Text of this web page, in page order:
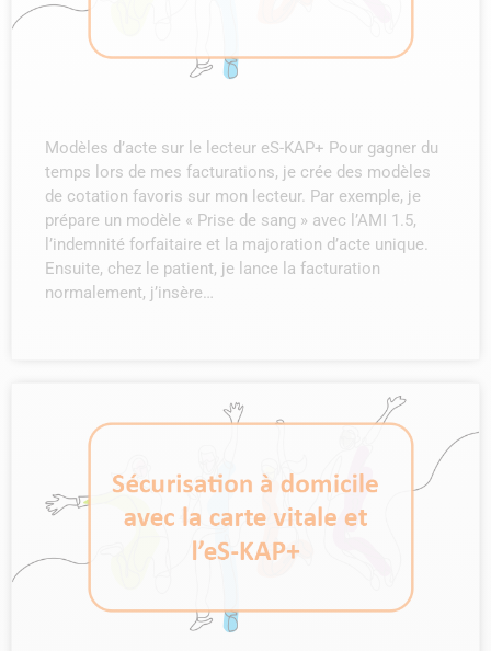
Modèles d’acte sur le lecteur eS-KAP+ Pour gagner du
temps lors de mes facturations, je crée des modèles
de cotation favoris sur mon lecteur. Par exemple, je
prépare un modèle « Prise de sang » avec l’AMI 1.5,
l’indemnité forfaitaire et la majoration d’acte unique.
Ensuite, chez le patient, je lance la facturation
normalement, j’insère…